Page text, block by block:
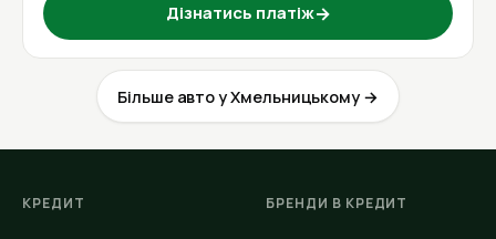
Дізнатись платіж→
Більше авто у Хмельницькому →
КРЕДИТ БРЕНДИ В КРЕДИТ